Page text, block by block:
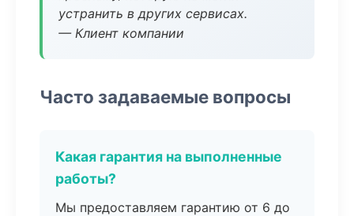
устранить в других сервисах.
— Клиент компании
Часто задаваемые вопросы
Какая гарантия на выполненные
работы?
Мы предоставляем гарантию от 6 до